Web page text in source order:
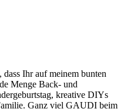
Ihr auf meinem bunten
Menge Back- und
kreative DIYs
Ganz viel GAUDI beim